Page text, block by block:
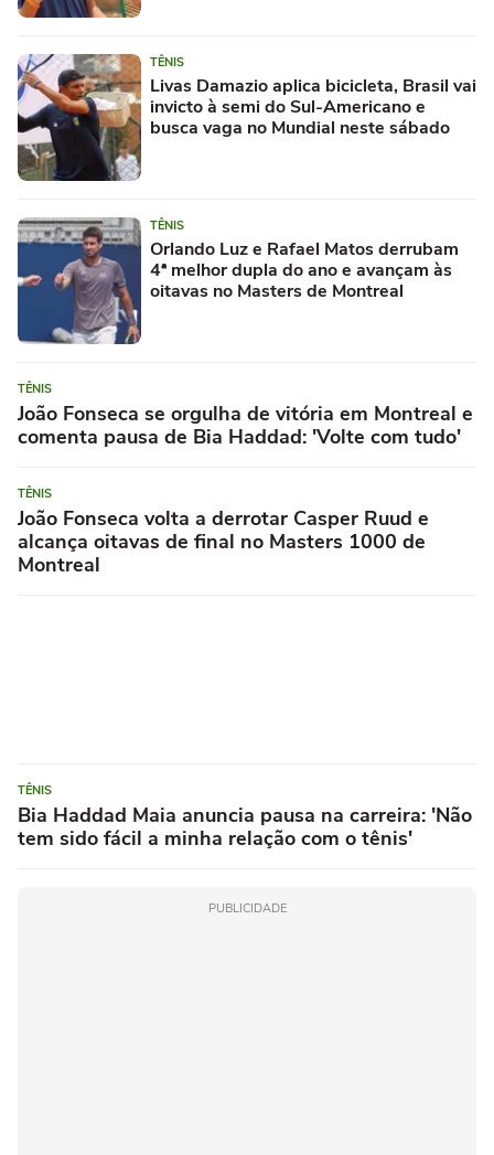
TÊNIS
Livas Damazio aplica bicicleta, Brasil vai
invicto à semi do Sul-Americano e
busca vaga no Mundial neste sábado
TÊNIS
Orlando Luz e Rafael Matos derrubam
4ª melhor dupla do ano e avançam às
oitavas no Masters de Montreal
TÊNIS
João Fonseca se orgulha de vitória em Montreal e
comenta pausa de Bia Haddad: 'Volte com tudo'
TÊNIS
João Fonseca volta a derrotar Casper Ruud e
alcança oitavas de final no Masters 1000 de
Montreal
TÊNIS
Bia Haddad Maia anuncia pausa na carreira: 'Não
tem sido fácil a minha relação com o tênis'
PUBLICIDADE